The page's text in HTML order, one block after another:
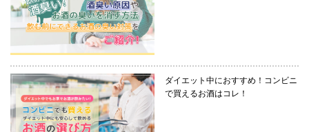
ダイエット中におすすめ！コンビニ
で買えるお酒はコレ！